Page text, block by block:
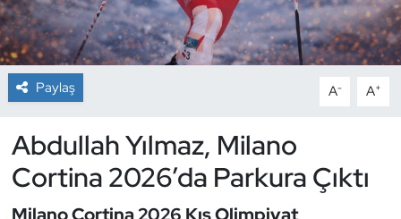
Paylaş A- A+
Abdullah Yılmaz, Milano
Cortina 2026’da Parkura Çıktı
Milano Cortina 2026 Kış Olimpiyat
Curling
Dağcılık
Dans Sporları
Dövüş Sanatı
E-Spor